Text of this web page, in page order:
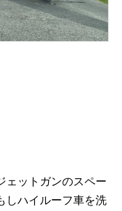
ェットガンのスペー
しハイルーフ車を洗